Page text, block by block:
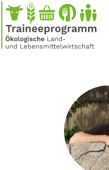
Direkt
zum
Inhalt